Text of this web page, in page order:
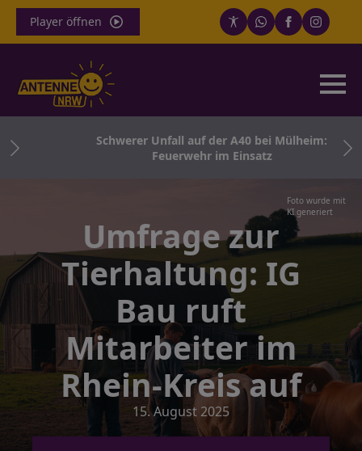
Player öffnen
Schwerer Unfall auf der A40 bei Mülheim:
Feuerwehr im Einsatz
Foto wurde mit
KI generiert
Umfrage zur
Tierhaltung: IG
Bau ruft
Mitarbeiter im
Rhein-Kreis auf
15. August 2025